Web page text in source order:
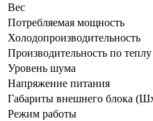
Вес
Потребляемая мощность
Холодопроизводительность
Производительность по теплу
Уровень шума
Напряжение питания
Габариты внешнего блока
Режим работы